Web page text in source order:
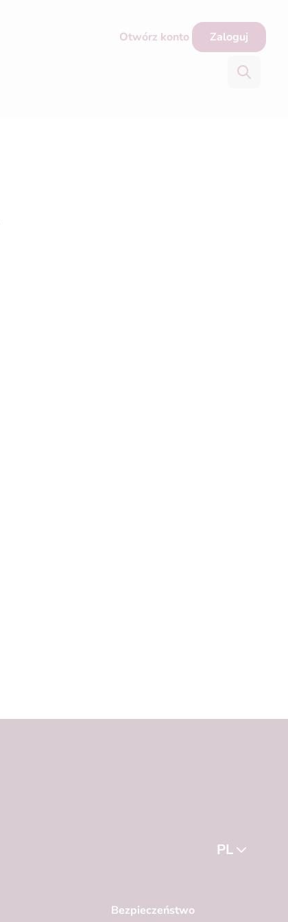
Otwórz konto Zaloguj
PL
Bezpieczeństwo